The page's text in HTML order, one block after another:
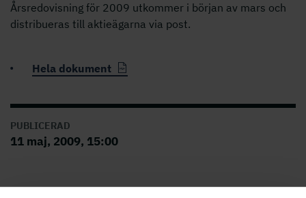
Årsredovisning för 2009 utkommer i början av mars och
distribueras till aktieägarna via post.
Hela dokument
PUBLICERAD
11 maj, 2009, 15:00